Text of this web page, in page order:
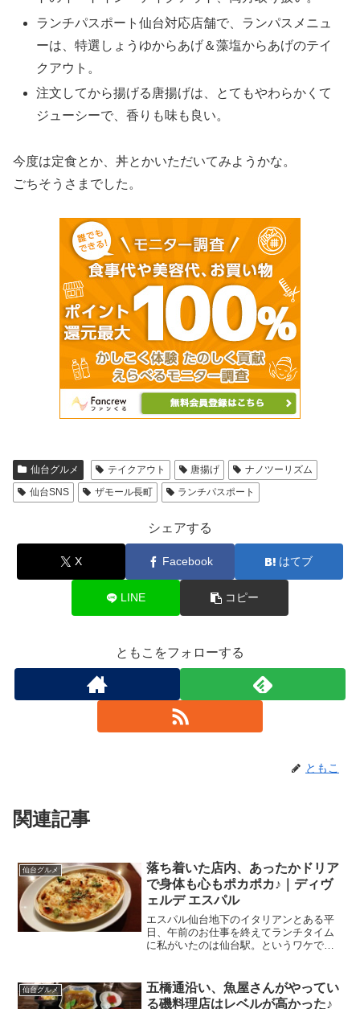
ランチパスポート仙台対応店舗で、ランパスメニュ
ーは、特選しょうゆからあげ＆藻塩からあげのテイ
クアウト。
注文してから揚げる唐揚げは、とてもやわらかくて
ジューシーで、香りも味も良い。
今度は定食とか、丼とかいただいてみようかな。
ごちそうさまでした。
仙台グルメ テイクアウト 唐揚げ
ナノツーリズム
仙台SNS
ザモール長町 ランチパスポート
シェアする
X Facebook はてブ
LINE コピー
ともこをフォローする
ともこ
関連記事
仙台グルメ
落ち着いた店内、あったかドリア
で身体も心もポカポカ♪｜ディヴ
ェルデ エスパル
エスパル仙台地下のイタリアンとある平
日、午前のお仕事を終えてランチタイム
に私がいたのは仙台駅。というワケで駅
ランフロアの地下1Fへ♪12時を過ぎてし
まっていたので、平日...
仙台グルメ
五橋通沿い、魚屋さんがやってい
る磯料理店はレベルが高かった♪